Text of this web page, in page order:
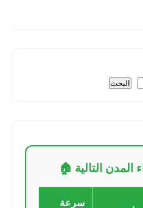
البحث
التالية 🏠
سرعة